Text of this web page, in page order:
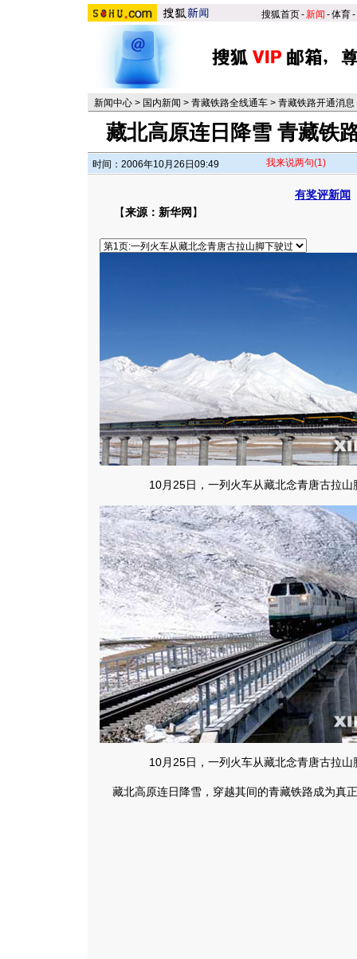
搜狐首页-新闻 -体育-
新闻中心 > 国内新闻 > 青藏铁路全线通车 > 青藏铁路开通消息
藏北高原连日降雪 青藏铁
时间：2006年10月26日09:49 我来说两句(1)
有奖评新闻
【来源：新华网 】
10月25日，一列火车从藏北念青唐古拉山
10月25日，一列火车从藏北念青唐古拉山
藏北高原连日降雪，穿越其间的青藏铁路成为真